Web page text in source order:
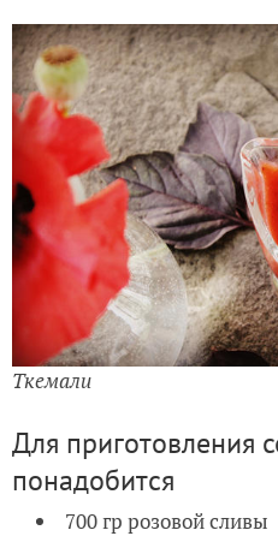
Ткемали
Для приготовления
понадобится
700 гр розовой сливы